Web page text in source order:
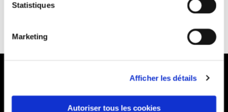
Statistiques
Marketing
Afficher les détails
Autoriser tous les cookies
durée de vie de produit :